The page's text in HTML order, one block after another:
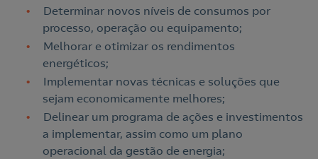
Contacte-nos
Contacte-nos para novas contratações
o
Acepto lapolítica de protección de datos.
Determinar novos níveis de consumos por
processo, operação ou equipamento;
Melhorar e otimizar os rendimentos
energéticos;
Implementar novas técnicas e soluções que
sejam economicamente melhores;
Delinear um programa de ações e investimentos
a implementar, assim como um plano
operacional da gestão de energia;